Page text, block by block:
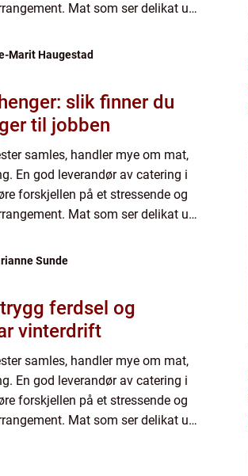
Mat som ser delikat ut,
Marit Haugestad
slik finner du
til jobben
samles, handler mye om mat,
En god leverandør av catering i
forskjellen på et stressende og
Mat som ser delikat ut,
Sunde
ferdsel og
vinterdrift
samles, handler mye om mat,
En god leverandør av catering i
forskjellen på et stressende og
Mat som ser delikat ut,